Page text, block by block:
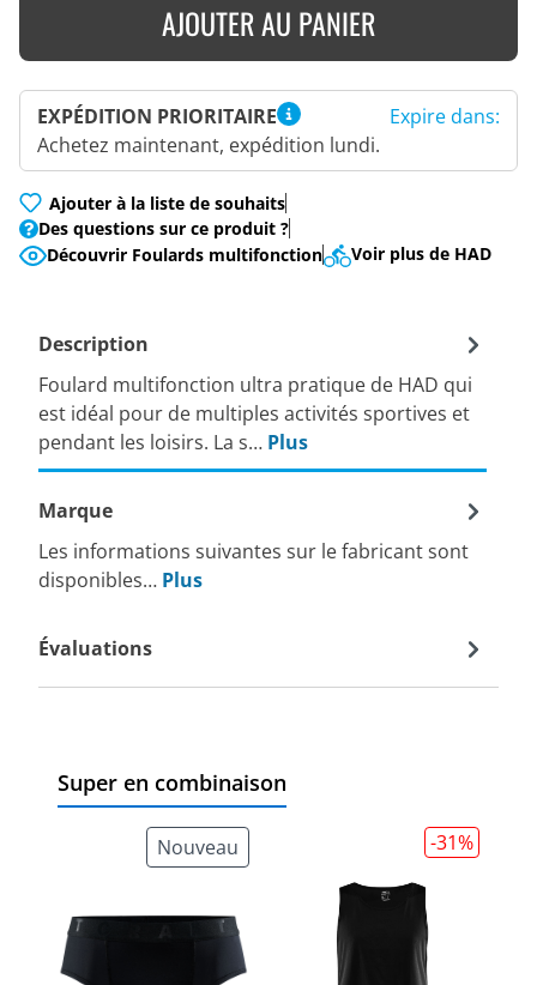
AJOUTER AU PANIER
EXPÉDITION PRIORITAIRE
Achetez maintenant, expédition lundi.
Expire dans:
Ajouter à la liste de souhaits
Des questions sur ce produit ?
Découvrir Foulards multifonction
Voir plus de HAD
Super en combinaison
Nouveau -31%
Description
Foulard multifonction ultra pratique de HAD qui
est idéal pour de multiples activités sportives et
pendant les loisirs. La s… Plus
Marque
Les informations suivantes sur le fabricant sont
disponibles… Plus
Évaluations